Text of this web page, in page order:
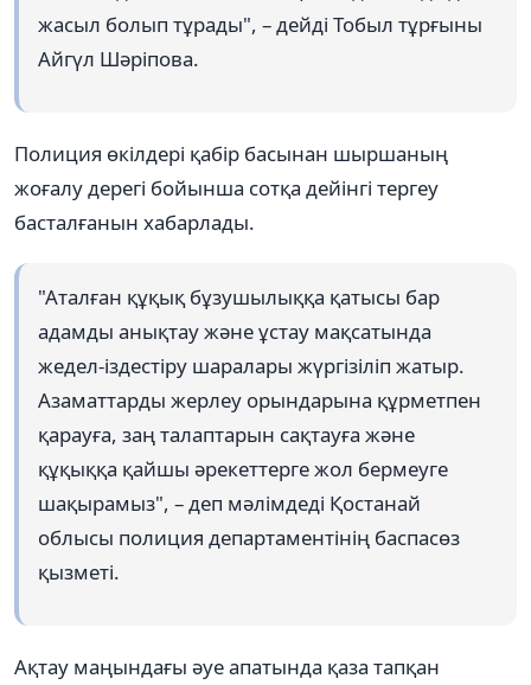
жасыл болып тұрады", – дейді Тобыл тұрғыны
Айгүл Шәріпова.
Полиция өкілдері қабір басынан шыршаның
жоғалу дерегі бойынша сотқа дейінгі тергеу
басталғанын хабарлады.
"Аталған құқық бұзушылыққа қатысы бар
адамды анықтау және ұстау мақсатында
жедел-іздестіру шаралары жүргізіліп жатыр.
Азаматтарды жерлеу орындарына құрметпен
қарауға, заң талаптарын сақтауға және
құқыққа қайшы әрекеттерге жол бермеуге
шақырамыз", – деп мәлімдеді Қостанай
облысы полиция департаментінің баспасөз
қызметі.
Ақтау маңындағы әуе апатында қаза тапқан